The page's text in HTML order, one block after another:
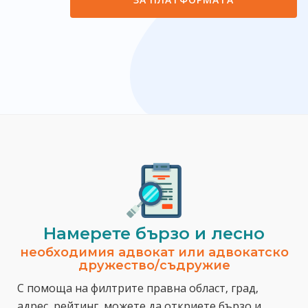
Намерете бързо и лесно
необходимия адвокат или адвокатско
дружество/съдружие
С помоща на филтрите правна област, град,